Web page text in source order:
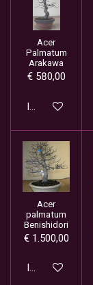
Acer
Palmatum
Arakawa
€ 580,00
In winkelwagen
Acer
palmatum
Benishidori
€ 1.500,00
In winkelwagen